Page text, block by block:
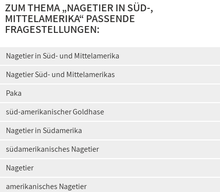
ZUM THEMA „NAGETIER IN SÜD-,
MITTELAMERIKA“ PASSENDE
FRAGESTELLUNGEN:
Nagetier in Süd- und Mittelamerika
Nagetier Süd- und Mittelamerikas
Paka
süd-amerikanischer Goldhase
Nagetier in Südamerika
südamerikanisches Nagetier
Nagetier
amerikanisches Nagetier